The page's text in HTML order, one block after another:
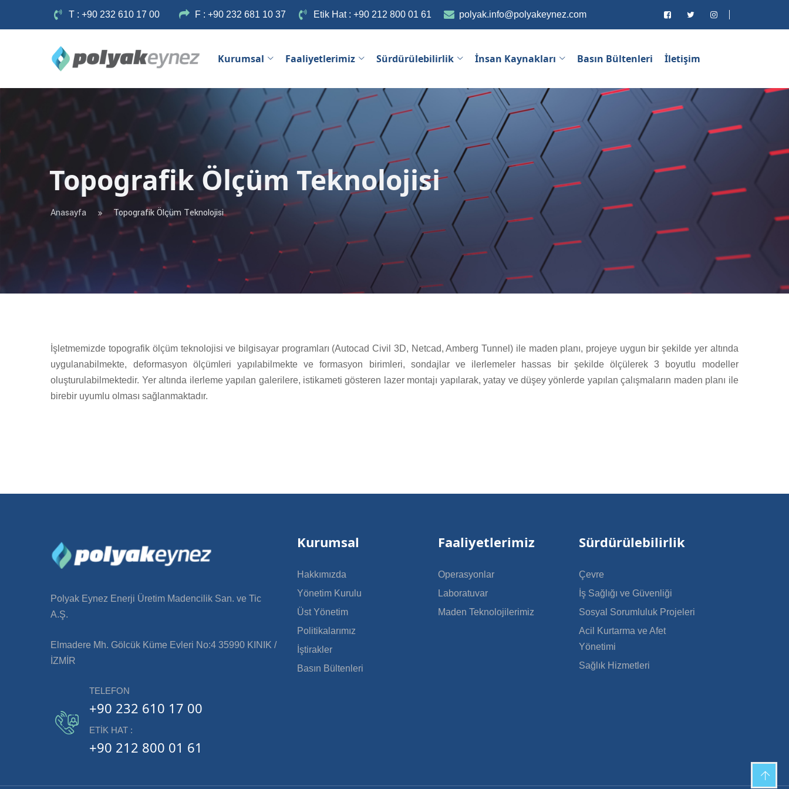
T : +90 232 610 17 00 F : +90 232 681 10 37 Etik Hat : +90 212 800 01 61 polyak.info@polyakeynez.com
Kurumsal Faaliyetlerimiz Sürdürülebilirlik İnsan Kaynakları Basın Bültenleri İletişim
Topografik Ölçüm Teknolojisi
Anasayfa Topografik Ölçüm Teknolojisi
İşletmemizde topografik ölçüm teknolojisi ve bilgisayar programları (Autocad Civil 3D, Netcad, Amberg Tunnel) ile maden planı, projeye uygun bir şekilde yer altında
uygulanabilmekte, deformasyon ölçümleri yapılabilmekte ve formasyon birimleri, sondajlar ve ilerlemeler hassas bir şekilde ölçülerek 3 boyutlu modeller
oluşturulabilmektedir. Yer altında ilerleme yapılan galerilere, istikameti gösteren lazer montajı yapılarak, yatay ve düşey yönlerde yapılan çalışmaların maden planı ile
birebir uyumlu olması sağlanmaktadır.
Polyak Eynez Enerji Üretim Madencilik San. ve Tic
A.Ş.
Elmadere Mh. Gölcük Küme Evleri No:4 35990 KINIK /
İZMİR
TELEFON
+90 232 610 17 00
ETIK HAT :
+90 212 800 01 61
Kurumsal
Hakkımızda
Yönetim Kurulu
Üst Yönetim
Politikalarımız
İştirakler
Basın Bültenleri
Faaliyetlerimiz
Operasyonlar
Laboratuvar
Maden Teknolojilerimiz
Sürdürülebilirlik
Çevre
İş Sağlığı ve Güvenliği
Sosyal Sorumluluk Projeleri
Acil Kurtarma ve Afet
Yönetimi
Sağlık Hizmetleri